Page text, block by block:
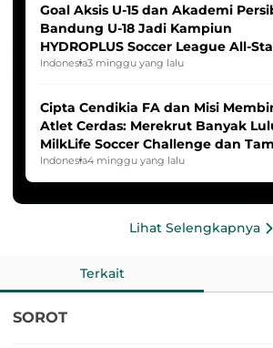
Goal Aksis U-15 dan Akademi
Bandung U-18 Jadi Kampiun
HYDROPLUS Soccer League All-
2025/2026
Indonesia3 minggu yang lalu
Cipta Cendikia FA dan Misi
Atlet Cerdas: Merekrut Banyak
MilkLife Soccer Challenge dan
HYDROPLUS Soccer League
Indonesia4 minggu yang lalu
Lihat Selengkapnya
Terkait
SOROT